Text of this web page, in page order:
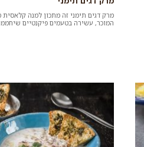
מרק דגים תימני זה מתכון למנה
המוכר, עשירה בטעמים פיקנטיים